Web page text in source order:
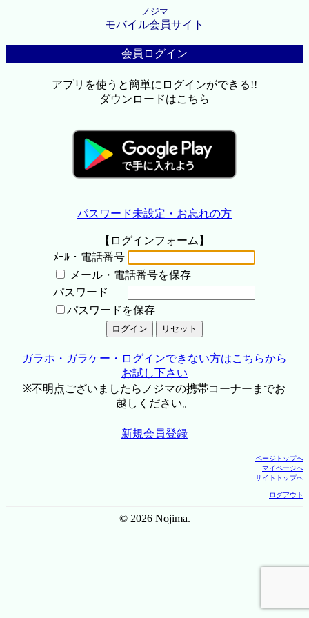
ノジマ
モバイル会員サイト
会員ログイン
アプリを使うと簡単にログインができる!!
ダウンロードはこちら
パスワード未設定・お忘れの方
【ログインフォーム】
ﾒｰﾙ・電話番号
メール・電話番号を保存
パスワード
パスワードを保存
ガラホ・ガラケー・ログインできない方はこちらから
お試し下さい
※不明点ございましたらノジマの携帯コーナーまでお
越しください。
新規会員登録
ページトップへ
マイページへ
サイトトップへ
ログアウト
© 2026 Nojima.